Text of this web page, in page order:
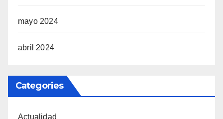
mayo 2024
abril 2024
Categories
Actualidad